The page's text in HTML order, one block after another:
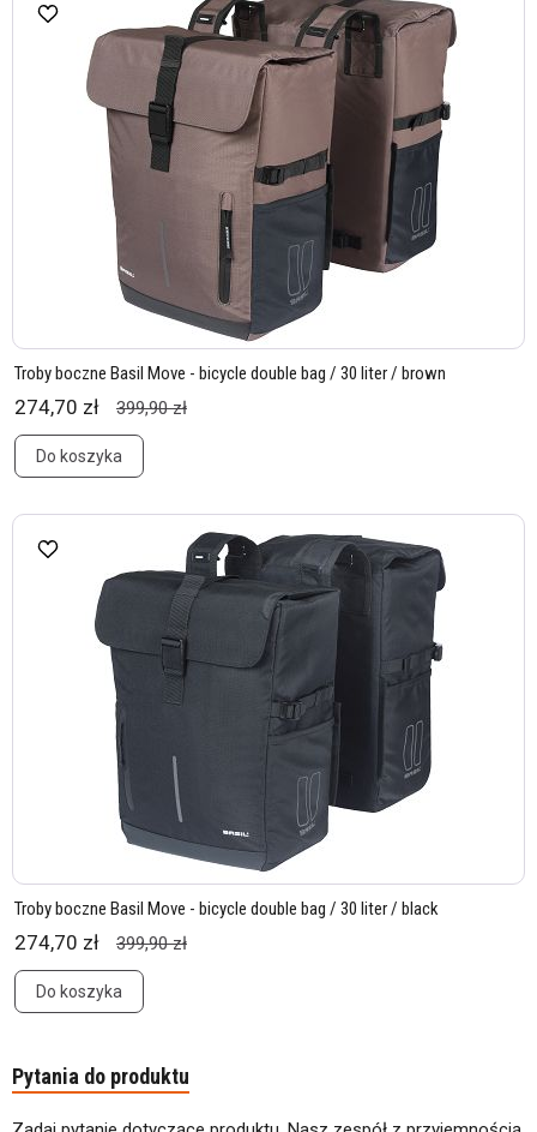
Troby boczne Basil Move - bicycle double bag / 30 liter / brown
274,70 zł 399,90 zł
Do koszyka
Troby boczne Basil Move - bicycle double bag / 30 liter / black
274,70 zł 399,90 zł
Do koszyka
Pytania do produktu